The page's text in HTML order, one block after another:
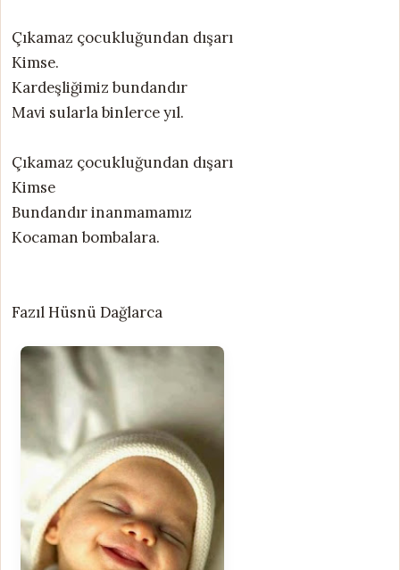
Çıkamaz çocukluğundan dışarı
Kimse.
Kardeşliğimiz bundandır
Mavi sularla binlerce yıl.
Çıkamaz çocukluğundan dışarı
Kimse
Bundandır inanmamamız
Kocaman bombalara.
Fazıl Hüsnü Dağlarca